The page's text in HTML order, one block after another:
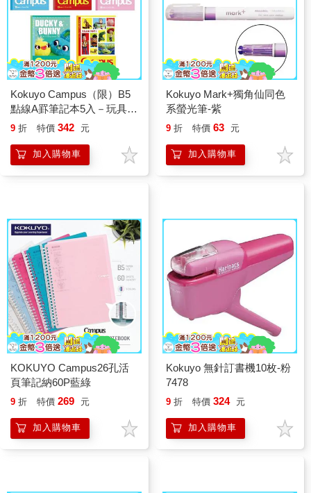
Kokuyo Campus（限）B5
點線A罫筆記本5入－玩具總
動員4
9 折 特價 342 元
加入購物車
Kokuyo Mark+獨角仙同色
系螢光筆-紫
9 折 特價 63 元
加入購物車
KOKUYO Campus26孔活
頁筆記納60P藍綠
9 折 特價 269 元
加入購物車
Kokuyo 無針訂書機10枚-粉
7478
9 折 特價 324 元
加入購物車